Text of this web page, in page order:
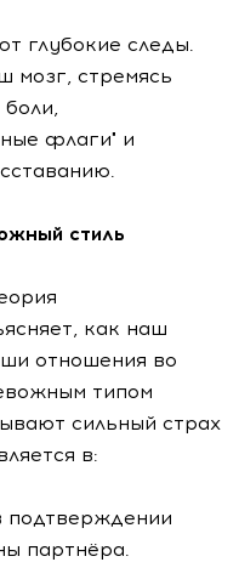
глубокие следы.
мозг, стремясь
флаги" и
стиль
как наш
отношения во
типом
сильный страх
в:
подтверждении
партнёра.